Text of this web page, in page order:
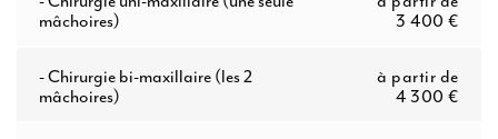
mâchoires)
3 400 €
-Chirurgie bi-maxillaire (les 2
mâchoires)
à partir de
4 300 €